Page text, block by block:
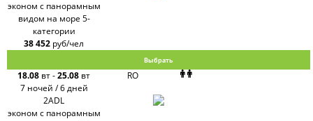
эконом с панорамным
видом на море 5-
категории
38 452 руб/чел
Выбрать
18.08 вт-25.08 вт
7 ночей / 6 дней
RO
2ADL
эконом с панорамным